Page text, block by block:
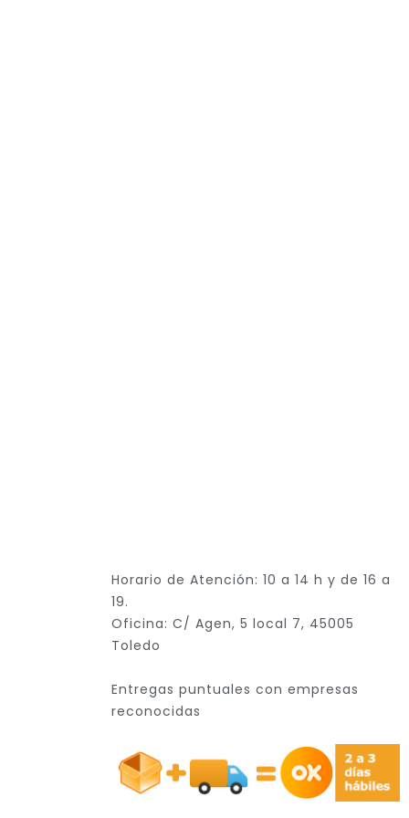
Horario de Atención: 10 a 14 h y de 16 a
19.
Oficina: C/ Agen, 5 local 7, 45005
Toledo
Entregas puntuales con empresas
reconocidas